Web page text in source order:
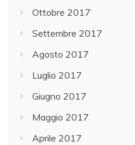
Ottobre 2017
Settembre 2017
Agosto 2017
Luglio 2017
Giugno 2017
Maggio 2017
Aprile 2017